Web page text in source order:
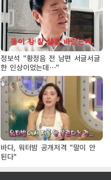
정보석 "황정음 전 남편 서글서글
한 인상이었는데…"
바다, 워터밤 공개저격 "말이 안
된다"